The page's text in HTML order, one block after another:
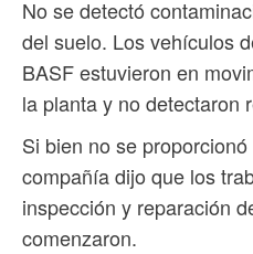
No se detectó
del suelo. Los vehículos
BASF estuvieron en
la planta y no detectaron
Si bien no se
compañía dijo que los
inspección y reparación
comenzaron.